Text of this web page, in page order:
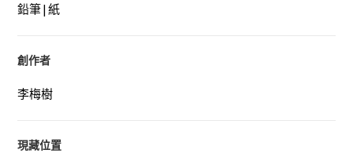
鉛筆|紙
創作者
李梅樹
現藏位置